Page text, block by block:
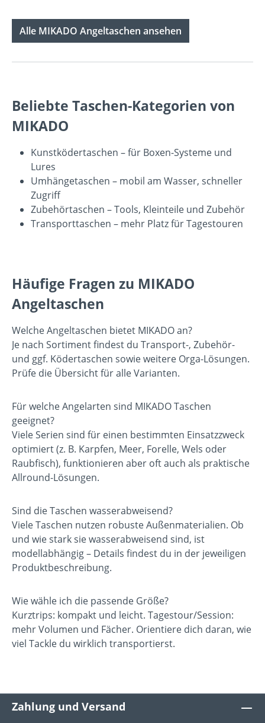
Alle MIKADO Angeltaschen ansehen
Beliebte Taschen-Kategorien von
MIKADO
Kunstködertaschen – für Boxen-Systeme und
Lures
Umhängetaschen – mobil am Wasser, schneller
Zugriff
Zubehörtaschen – Tools, Kleinteile und Zubehör
Transporttaschen – mehr Platz für Tagestouren
Häufige Fragen zu MIKADO
Angeltaschen
Welche Angeltaschen bietet MIKADO an?
Je nach Sortiment findest du Transport-, Zubehör-
und ggf. Ködertaschen sowie weitere Orga-Lösungen.
Prüfe die Übersicht für alle Varianten.
Für welche Angelarten sind MIKADO Taschen
geeignet?
Viele Serien sind für einen bestimmten Einsatzzweck
optimiert (z. B. Karpfen, Meer, Forelle, Wels oder
Raubfisch), funktionieren aber oft auch als praktische
Allround-Lösungen.
Sind die Taschen wasserabweisend?
Viele Taschen nutzen robuste Außenmaterialien. Ob
und wie stark sie wasserabweisend sind, ist
modellabhängig – Details findest du in der jeweiligen
Produktbeschreibung.
Wie wähle ich die passende Größe?
Kurztrips: kompakt und leicht. Tagestour/Session:
mehr Volumen und Fächer. Orientiere dich daran, wie
viel Tackle du wirklich transportierst.
Zahlung und Versand